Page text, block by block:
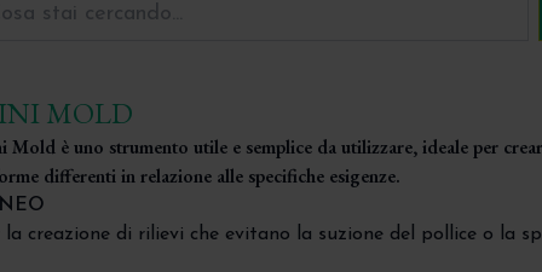
MOLD
Mold è uno strumento utile e semplice da utilizzare, ideale per
differenti in relazione alle specifiche esigenze.
la creazione di rilievi che evitano la suzione del pollice o la